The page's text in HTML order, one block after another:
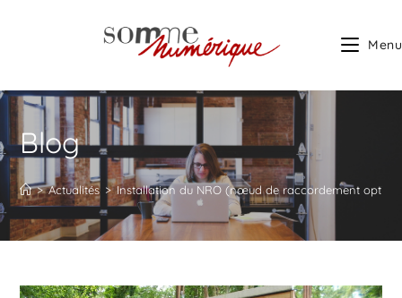
Menu
Blog
> Actualités > Installation du NRO (nœud de raccordement